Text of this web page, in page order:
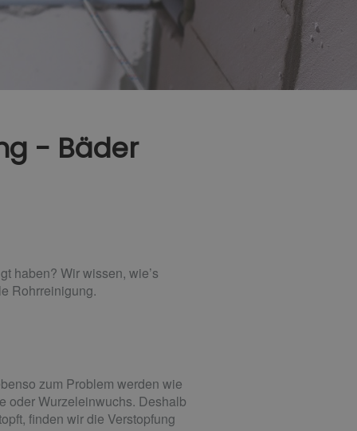
- Bäder
haben? Wir wissen, wie’s
Rohrreinigung.
zum Problem werden wie
oder Wurzeleinwuchs. Deshalb
finden wir die Verstopfung